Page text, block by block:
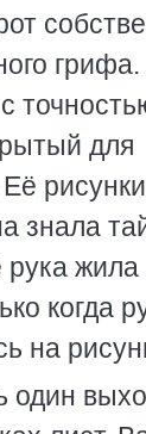
для
рисунки
знала
рука жила
когда
на
один